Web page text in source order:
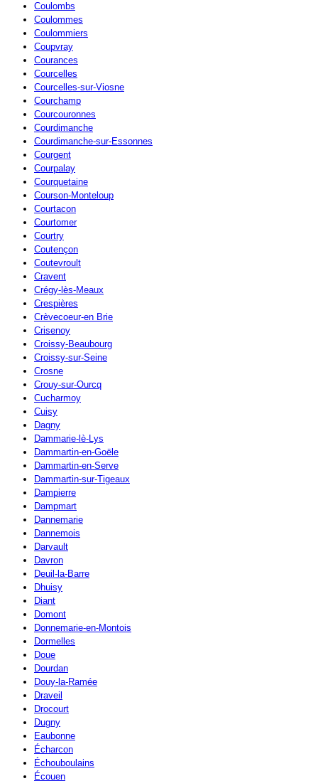
Coulombs
Coulommes
Coulommiers
Coupvray
Courances
Courcelles
Courcelles-sur-Viosne
Courchamp
Courcouronnes
Courdimanche
Courdimanche-sur-Essonnes
Courgent
Courpalay
Courquetaine
Courson-Monteloup
Courtacon
Courtomer
Courtry
Coutençon
Coutevroult
Cravent
Crégy-lès-Meaux
Crespières
Crèvecoeur-en Brie
Crisenoy
Croissy-Beaubourg
Croissy-sur-Seine
Crosne
Crouy-sur-Ourcq
Cucharmoy
Cuisy
Dagny
Dammarie-lè-Lys
Dammartin-en-Goële
Dammartin-en-Serve
Dammartin-sur-Tigeaux
Dampierre
Dampmart
Dannemarie
Dannemois
Darvault
Davron
Deuil-la-Barre
Dhuisy
Diant
Domont
Donnemarie-en-Montois
Dormelles
Doue
Dourdan
Douy-la-Ramée
Draveil
Drocourt
Dugny
Eaubonne
Écharcon
Échouboulains
Écouen